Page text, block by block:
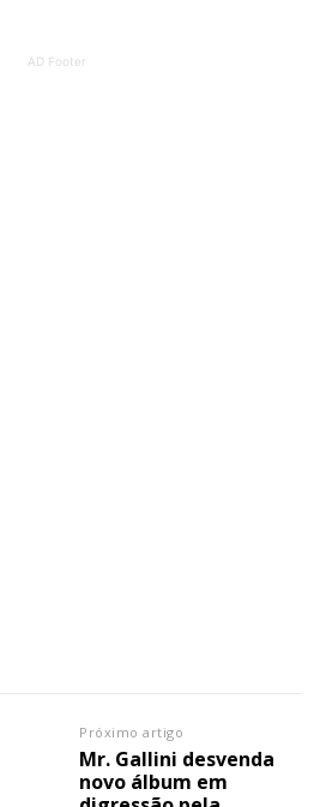
AD Footer
Próximo artigo
Mr. Gallini desvenda
novo álbum em